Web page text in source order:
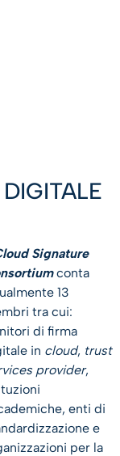
Signature
conta
13
tra cui:
di firma
in cloud, trust
provider,
enti di
e
per la